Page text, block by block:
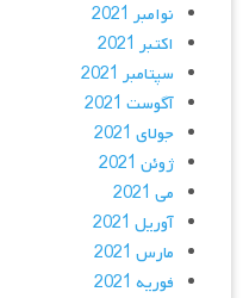
نوامبر 2021
اکتبر 2021
سپتامبر 2021
آگوست 2021
جولای 2021
ژوئن 2021
می 2021
آوریل 2021
مارس 2021
فوریه 2021